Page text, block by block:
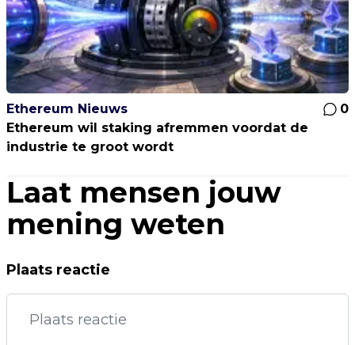
Ethereum Nieuws
0
Ethereum wil staking afremmen voordat de
industrie te groot wordt
Laat mensen jouw
mening weten
Plaats reactie